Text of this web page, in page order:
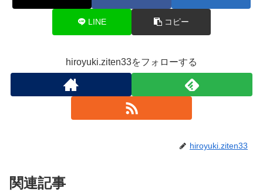
LINE コピー
hiroyuki.ziten33をフォローする
hiroyuki.ziten33
関連記事